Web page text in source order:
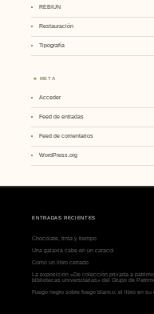
REBIUN
Restauración
Tipografía
META
Acceder
Feed de entradas
Feed de comentarios
WordPress.org
ENTRADAS RECIENTES
Chocolate, tinta y tiempo
Una galaxia cabe en un caracol
Como un libro cerrado
La exposición «De colección privada a
bibliotecas universitarias» del Grupo de
Fuego negro sobre fuego blanco: el libro en su